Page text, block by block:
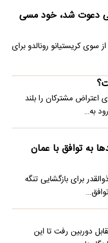
دعوت شد، خود مسی
سوی کریستیانو رونالدو برای
مشترکان را بلند
به…
به توافق با عمان
برای بازگشایی تنگه
دوربین رفت تا این